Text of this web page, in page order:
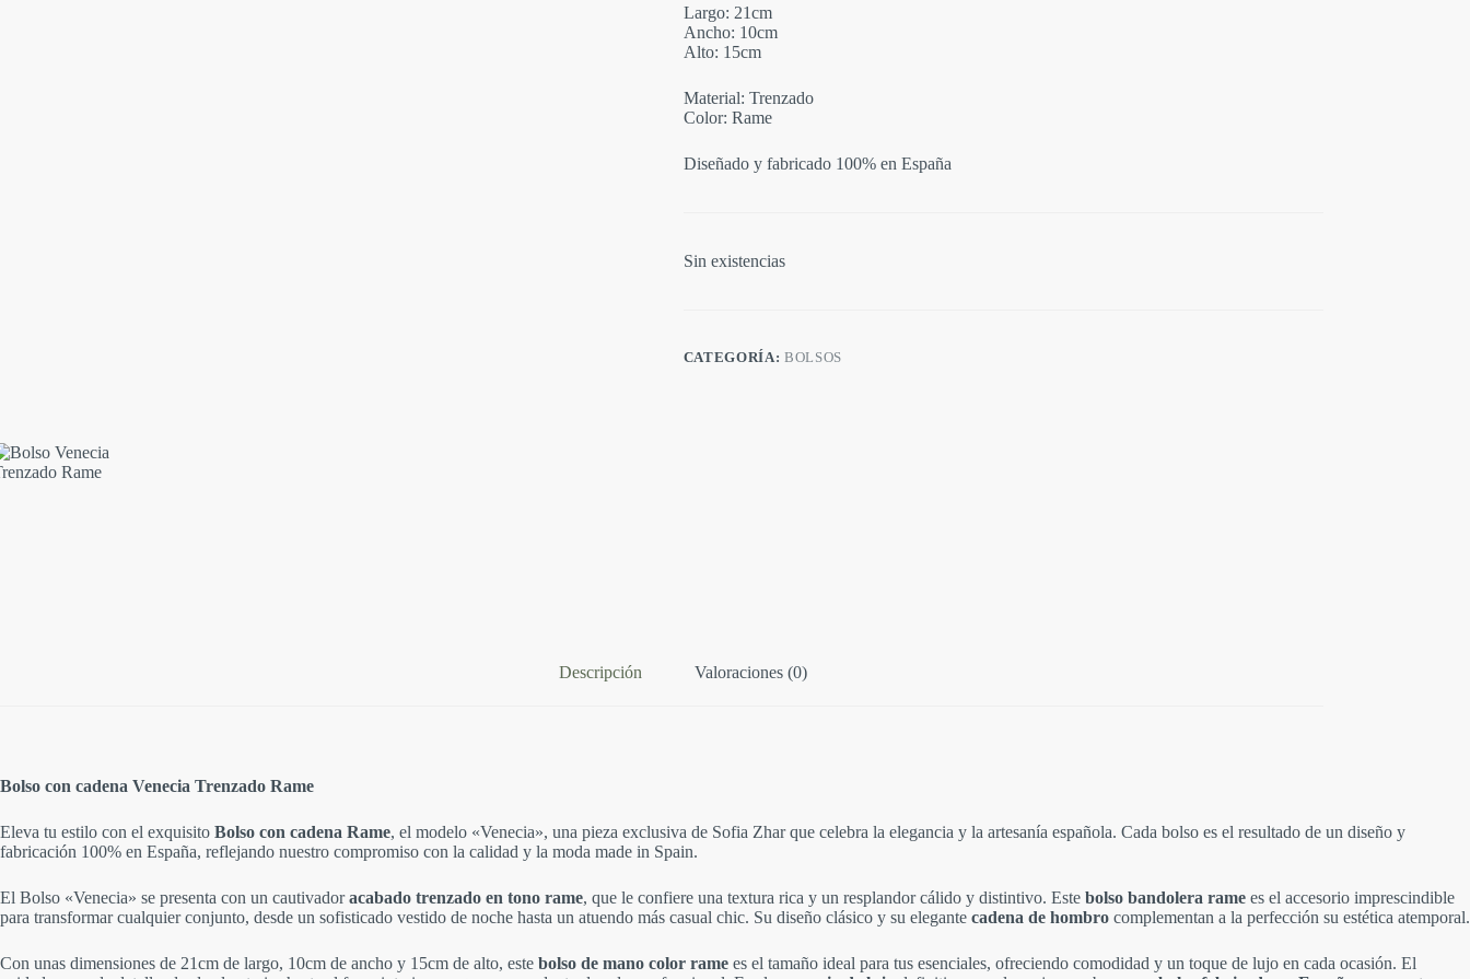
Largo: 21cm
Ancho: 10cm
Alto: 15cm
Material: Trenzado
Color: Rame
Diseñado y fabricado 100% en España
Sin existencias
CATEGORÍA: BOLSOS
Descripción Valoraciones (0)
Bolso con cadena Venecia Trenzado Rame
Eleva tu estilo con el exquisito Bolso con cadena Rame, el modelo «Venecia», una pieza exclusiva de Sofia Zhar que celebra la elegancia y la artesanía española. Cada bolso es el resultado de un diseño y
fabricación 100% en España, reflejando nuestro compromiso con la calidad y la moda made in Spain.
El Bolso «Venecia» se presenta con un cautivadoracabado trenzado en tono rame, que le confiere una textura rica y un resplandor cálido y distintivo. Este bolso bandolera rame es el accesorio imprescindible
para transformar cualquier conjunto, desde un sofisticado vestido de noche hasta un atuendo más casual chic. Su diseño clásico y su elegante cadena de hombro complementan a la perfección su estética atemporal.
Con unas dimensiones de 21cm de largo, 10cm de ancho y 15cm de alto, este bolso de mano color rame es el tamaño ideal para tus esenciales, ofreciendo comodidad y un toque de lujo en cada ocasión. El